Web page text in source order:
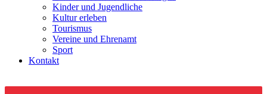
Kinder und Jugendliche
Kultur erleben
Tourismus
Vereine und Ehrenamt
Sport
Kontakt